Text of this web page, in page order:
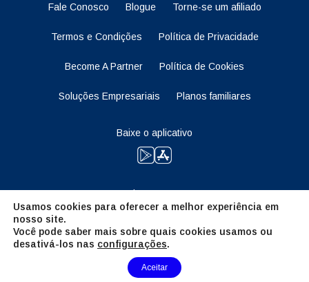
Fale Conosco Blogue Torne-se um afiliado
Termos e Condições Política de Privacidade
Become A Partner Política de Cookies
Soluções Empresariais Planos familiares
Baixe o aplicativo
Fique atento
Usamos cookies para oferecer a melhor experiência em
nosso site.
Você pode saber mais sobre quais cookies usamos ou
desativá-los nas configurações.
Aceitar